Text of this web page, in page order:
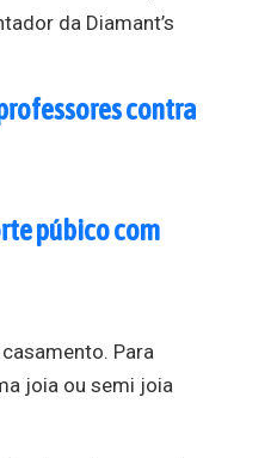
da Diamant’s
contra
púbico com
Para
joia ou semi joia